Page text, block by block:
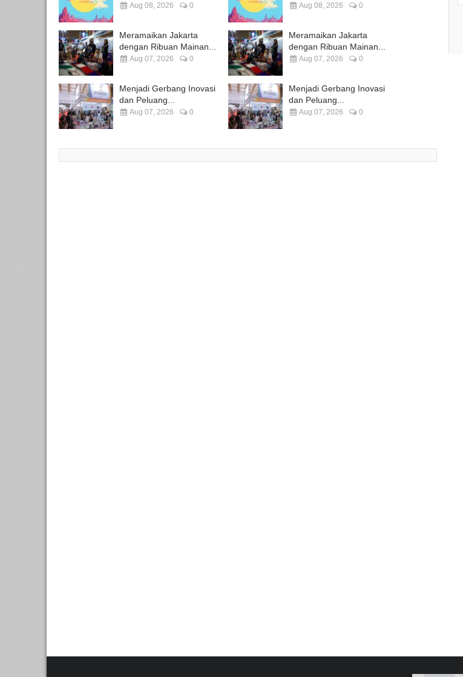
Aug 08, 2026 0
Meramaikan Jakarta
dengan Ribuan Mainan...
Aug 07, 2026 0
Menjadi Gerbang Inovasi
dan Peluang...
Aug 07, 2026 0
Aug 08, 2026 0
Meramaikan Jakarta
dengan Ribuan Mainan...
Aug 07, 2026 0
Menjadi Gerbang Inovasi
dan Peluang...
Aug 07, 2026 0